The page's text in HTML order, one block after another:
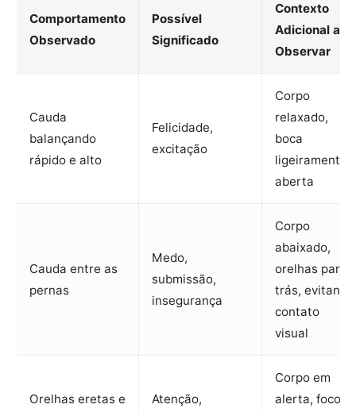
Comportamento
Observado
Possível
Significado
Contexto
Adicional a
Observar
Cauda
balançando
rápido e alto
Felicidade,
excitação
Corpo
relaxado,
boca
ligeiramente
aberta
Cauda entre as
pernas
Medo,
submissão,
insegurança
Corpo
abaixado,
orelhas para
trás, evitando
contato
visual
Orelhas eretas e
Atenção,
Corpo em
alerta, foco